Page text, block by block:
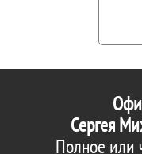
Сергея
Полное или